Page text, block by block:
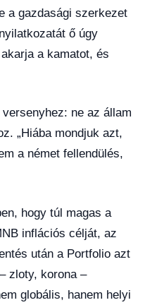
a gazdasági szerkezet
ő úgy
a kamatot, és
ne az állam
„Hiába mondjuk azt,
a német fellendülés,
hogy túl magas a
inflációs célját, az
után a Portfolio azt
zloty, korona –
globális, hanem helyi